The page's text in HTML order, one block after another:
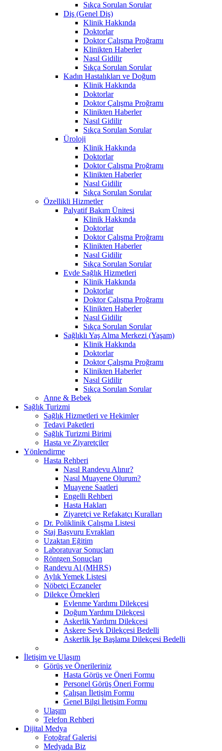
Sıkça Sorulan Sorular
Diş (Genel Diş)
Klinik Hakkında
Doktorlar
Doktor Çalışma Proğramı
Klinikten Haberler
Nasıl Gidilir
Sıkça Sorulan Sorular
Kadın Hastalıkları ve Doğum
Klinik Hakkında
Doktorlar
Doktor Çalışma Proğramı
Klinikten Haberler
Nasıl Gidilir
Sıkça Sorulan Sorular
Üroloji
Klinik Hakkında
Doktorlar
Doktor Çalışma Proğramı
Klinikten Haberler
Nasıl Gidilir
Sıkça Sorulan Sorular
Özellikli Hizmetler
Palyatif Bakım Ünitesi
Klinik Hakkında
Doktorlar
Doktor Çalışma Proğramı
Klinikten Haberler
Nasıl Gidilir
Sıkça Sorulan Sorular
Evde Sağlık Hizmetleri
Klinik Hakkında
Doktorlar
Doktor Çalışma Proğramı
Klinikten Haberler
Nasıl Gidilir
Sıkça Sorulan Sorular
Sağlıklı Yaş Alma Merkezi (Yaşam)
Klinik Hakkında
Doktorlar
Doktor Çalışma Proğramı
Klinikten Haberler
Nasıl Gidilir
Sıkça Sorulan Sorular
Anne & Bebek
Sağlık Turizmi
Sağlık Hizmetleri ve Hekimler
Tedavi Paketleri
Sağlık Turizmi Birimi
Hasta ve Ziyaretçiler
Yönlendirme
Hasta Rehberi
Nasıl Randevu Alınır?
Nasıl Muayene Olurum?
Muayene Saatleri
Engelli Rehberi
Hasta Hakları
Ziyaretçi ve Refakatçı Kuralları
Dr. Poliklinik Çalışma Listesi
Staj Başvuru Evrakları
Uzaktan Eğitim
Laboratuvar Sonuçları
Röntgen Sonuçları
Randevu Al (MHRS)
Aylık Yemek Listesi
Nöbetçi Eczaneler
Dilekçe Örnekleri
Evlenme Yardımı Dilekçesi
Doğum Yardımı Dilekçesi
Askerlik Yardımı Dilekçesi
Askere Sevk Dilekçesi Bedelli
Askerlik İşe Başlama Dilekçesi Bedelli
İletişim ve Ulaşım
Görüş ve Önerileriniz
Hasta Görüş ve Öneri Formu
Personel Görüş Öneri Formu
Çalışan İletişim Formu
Genel Bilgi İletişim Formu
Ulaşım
Telefon Rehberi
Dijital Medya
Fotoğraf Galerisi
Medyada Biz